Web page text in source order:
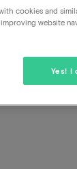
cookies and
website
Yes! I